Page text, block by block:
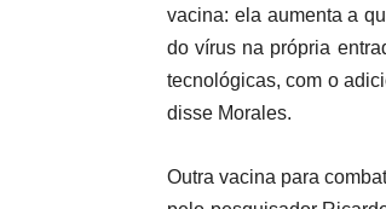
vacina: ela aumenta a
do vírus na própria
tecnológicas, com o
disse Morales.
Outra vacina para